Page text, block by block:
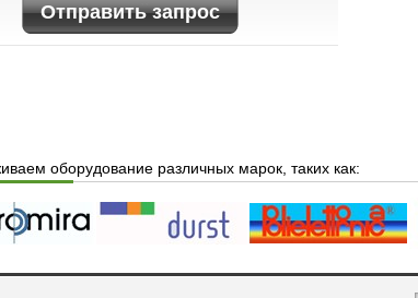
Отправить запрос
оборудование различных марок, таких как: